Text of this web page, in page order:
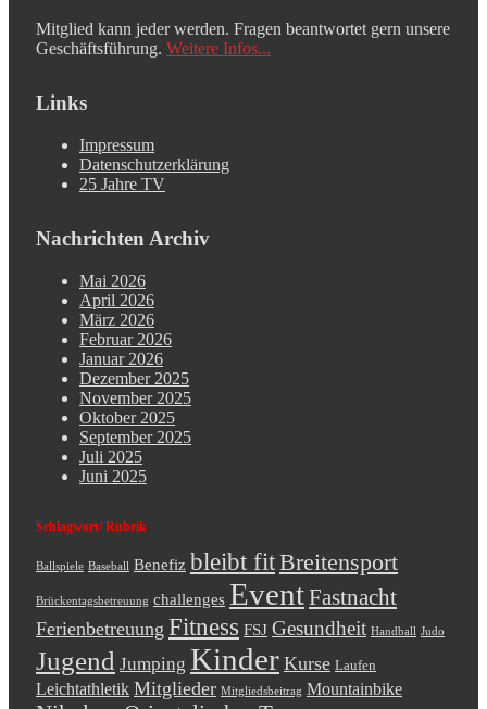
Mitglied kann jeder werden. Fragen beantwortet gern unsere
Geschäftsführung. Weitere Infos...
Links
Impressum
Datenschutzerklärung
25 Jahre TV
Nachrichten Archiv
Mai 2026
April 2026
März 2026
Februar 2026
Januar 2026
Dezember 2025
November 2025
Oktober 2025
September 2025
Juli 2025
Juni 2025
Schlagwort/ Rubrik
Ballspiele Baseball Benefiz bleibt fitBreitensport
Brückentagsbetreuung challenges EventFastnacht
Ferienbetreuung Fitness FSJ Gesundheit Handball Judo
Jugend Jumping Kinder Kurse Laufen
Leichtathletik Mitglieder Mitgliedsbeitrag Mountainbike